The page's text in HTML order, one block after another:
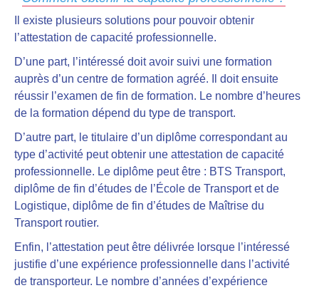
Il existe plusieurs solutions pour pouvoir obtenir
l’attestation de capacité professionnelle.
D’une part, l’intéressé doit avoir suivi une formation
auprès d’un centre de formation agréé. Il doit ensuite
réussir l’examen de fin de formation. Le nombre d’heures
de la formation dépend du type de transport.
D’autre part, le titulaire d’un diplôme correspondant au
type d’activité peut obtenir une attestation de capacité
professionnelle. Le diplôme peut être : BTS Transport,
diplôme de fin d’études de l’École de Transport et de
Logistique, diplôme de fin d’études de Maîtrise du
Transport routier.
Enfin, l’attestation peut être délivrée lorsque l’intéressé
justifie d’une expérience professionnelle dans l’activité
de transporteur. Le nombre d’années d’expérience